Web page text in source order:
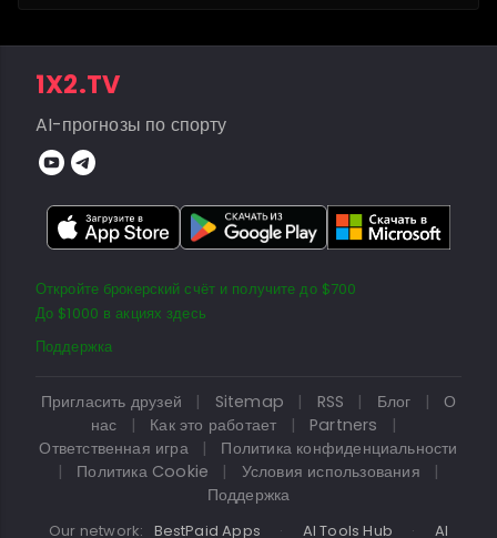
1X2.TV
AI-прогнозы по спорту
Откройте брокерский счёт и получите до $700
До $1000 в акциях здесь
Поддержка
Пригласить друзей | Sitemap | RSS | Блог |
О
нас
| Как это работает | Partners
|
Ответственная игра
|
Политика конфиденциальности
|
Политика Cookie | Условия использования
|
Поддержка
Our network: BestPaid Apps · AI Tools Hub · AI